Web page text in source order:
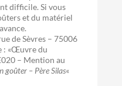
difficile. Si vous
et du matériel
de Sèvres – 75006
: «Œuvre du
– Mention au
goûter – Père Silas«